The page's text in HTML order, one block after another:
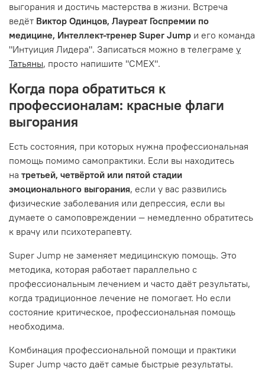
выгорания и достичь мастерства в жизни. Встреча
ведёт Виктор Одинцов, Лауреат Госпремии по
медицине, Интеллект-тренер Super Jump и его команда
"Интуиция Лидера". Записаться можно в телеграме у
Татьяны, просто напишите "СМЕХ".
Когда пора обратиться к
профессионалам: красные флаги
выгорания
Есть состояния, при которых нужна профессиональная
помощь помимо самопрактики. Если вы находитесь
на третьей, четвёртой или пятой стадии
эмоционального выгорания, если у вас развились
физические заболевания или депрессия, если вы
думаете о самоповреждении — немедленно обратитесь
к врачу или психотерапевту.
Super Jump не заменяет медицинскую помощь. Это
методика, которая работает параллельно с
профессиональным лечением и часто даёт результаты,
когда традиционное лечение не помогает. Но если
состояние критическое, профессиональная помощь
необходима.
Комбинация профессиональной помощи и практики
Super Jump часто даёт самые быстрые результаты.